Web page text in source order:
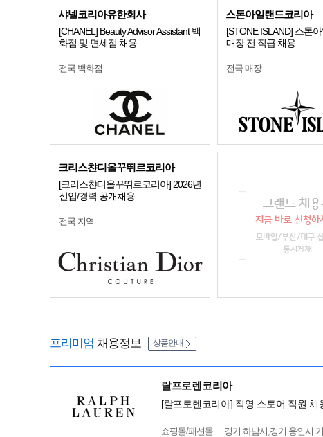
샤넬코리아유한회사
[CHANEL] Beauty Advisor Assistant 백
화점 및 면세점 채용
전국 백화점
스톤아일랜드코리아
[STONE ISLAND] 스톤
매장 전 직급 채용
전국 매장
크리스챤디올꾸뛰르코리아
[크리스챤디올꾸뛰르코리아] 2026년
신입/경력 공개채용
전국 지역
프리미엄 채용정보 상품안내
랄프로렌코리아
[랄프로렌코리아] 직영 스토어 직원 채
쇼핑몰/패션몰 경기 하남시,경기 용인시 기흥